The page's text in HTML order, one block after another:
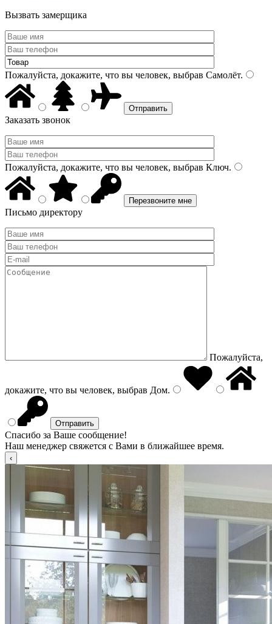
Вызвать замерщика
Пожалуйста, докажите, что вы человек, выбрав Самолёт.
Заказать звонок
Пожалуйста, докажите, что вы человек, выбрав Ключ.
Письмо директору
Пожалуйста,
докажите, что вы человек, выбрав Дом.
Спасибо за Ваше сообщение!
Наш менеджер свяжется с Вами в ближайшее время.